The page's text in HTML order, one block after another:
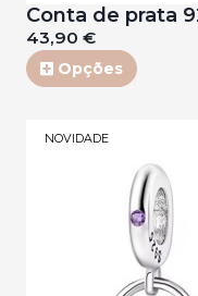
Conta de prata
43,90 €
Opções
NOVIDADE